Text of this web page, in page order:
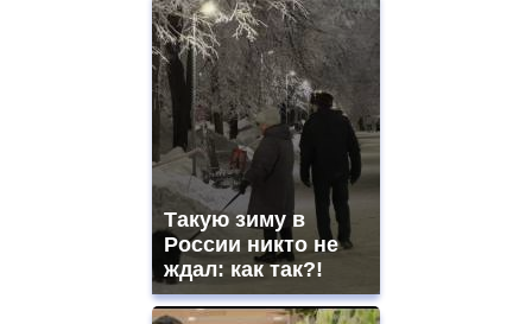
Такую зиму в
России никто не
ждал: как так?!